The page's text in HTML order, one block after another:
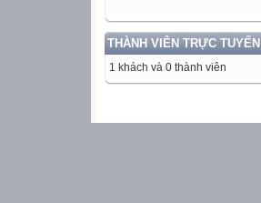
THÀNH VIÊN TRỰC TUYẾN
1 khách và 0 thành viên